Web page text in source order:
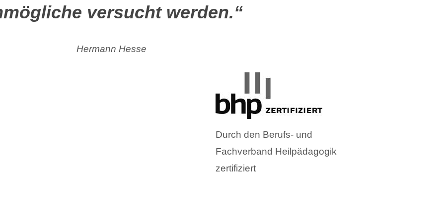
versucht werden.“
Hermann Hesse
Durch den Berufs- und
Fachverband Heilpädagogik
zertifiziert